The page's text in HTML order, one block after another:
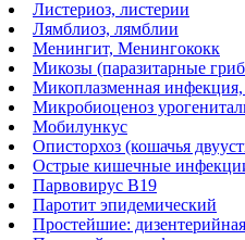
Листериоз, листерии
Лямблиоз, лямблии
Менингит, Менингококк
Микозы (паразитарные
Микоплазменная инфекция,
Микробиоценоз
Мобилункус
Описторхоз (кошачья
Острые кишечные
Парвовирус В19
Паротит эпидемический
Простейшие: